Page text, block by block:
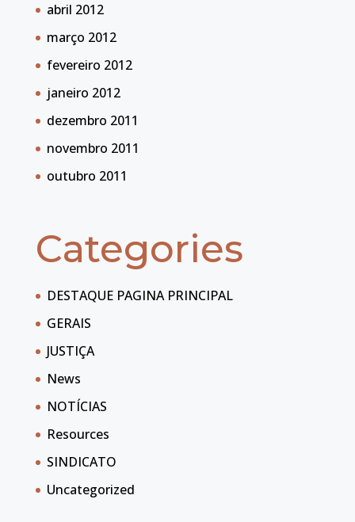
abril 2012
março 2012
fevereiro 2012
janeiro 2012
dezembro 2011
novembro 2011
outubro 2011
Categories
DESTAQUE PAGINA PRINCIPAL
GERAIS
JUSTIÇA
News
NOTÍCIAS
Resources
SINDICATO
Uncategorized